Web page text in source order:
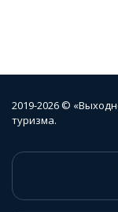
2019-2026 ©
туризма.